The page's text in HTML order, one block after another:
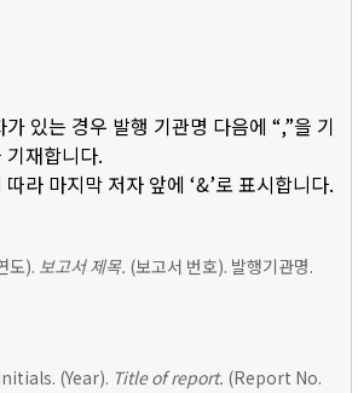
있는 경우 발행 기관명 다음에 “,”을 기
재합니다.
라 마지막 저자 앞에 ‘&’로 표시합니다.
도). 보고서 제목. (보고서 번호). 발행기관명.
(Year). Title of report. (Report No.